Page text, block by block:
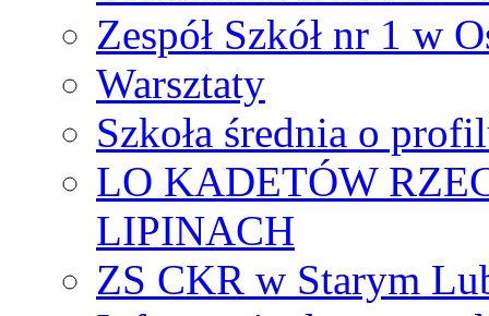
Zespół Szkół nr 1 w
Warsztaty
Szkoła średnia o
LO KADETÓW
LIPINACH
ZS CKR w Starym